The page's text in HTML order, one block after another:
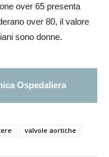
over 65 presenta
over 80, il valore
sono donne.
Ospedaliera
valvole aortiche